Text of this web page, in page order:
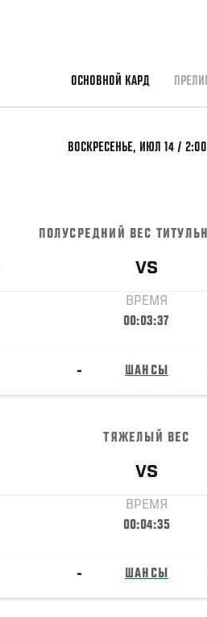
ОСНОВНОЙ КАРД
ВОСКРЕСЕНЬЕ, ИЮЛ 14 /
ПОЛУСРЕДНИЙ ВЕС
VS
ВРЕМЯ
00:03:37
- ШАНСЫ
ТЯЖЕЛЫЙ ВЕС
VS
ВРЕМЯ
00:04:35
- ШАНСЫ